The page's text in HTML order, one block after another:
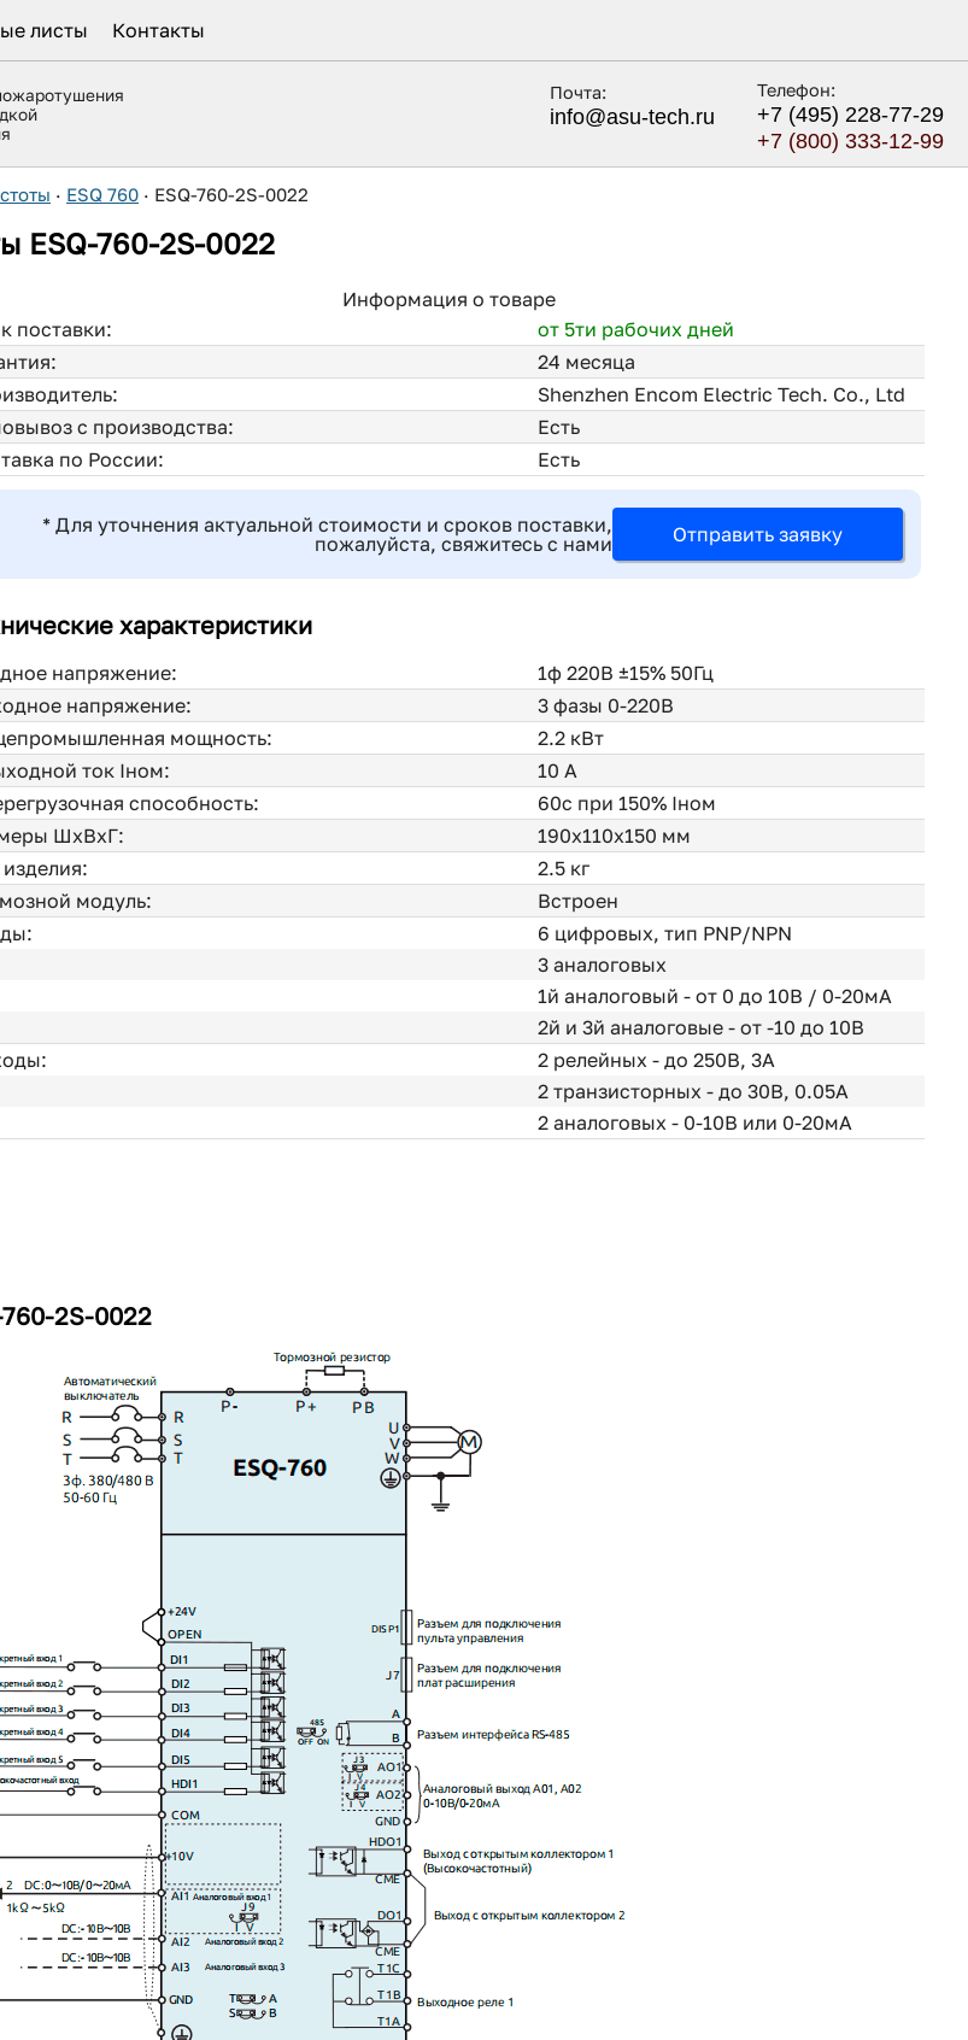
листы Контакты
Почта:
info@asu-tech.ru
Телефон:
+7 (495) 228-77-29
+7 (800) 333-12-99
· ESQ 760 · ESQ-760-2S-0022
ESQ-760-2S-0022
Информация о товаре
поставки:
от 5ти рабочих дней
24 месяца
Shenzhen Encom Electric Tech. Co., Ltd
с производства:
Есть
по России:
Есть
* Для уточнения актуальной стоимости и сроков поставки,
пожалуйста, свяжитесь с нами
Отправить заявку
характеристики
напряжение:
1ф 220В ±15% 50Гц
напряжение:
3 фазы 0-220В
мощность:
2.2 кВт
ток Iном:
10 А
способность:
60с при 150% Iном
ШхВхГ:
190x110x150 мм
2.5 кг
модуль:
Встроен
6 цифровых, тип PNP/NPN
3 аналоговых
1й аналоговый - от 0 до 10В / 0-20мА
2й и 3й аналоговые - от -10 до 10В
2 релейных - до 250В, 3А
2 транзисторных - до 30В, 0.05А
2 аналоговыx - 0-10В или 0-20мА
2S-0022